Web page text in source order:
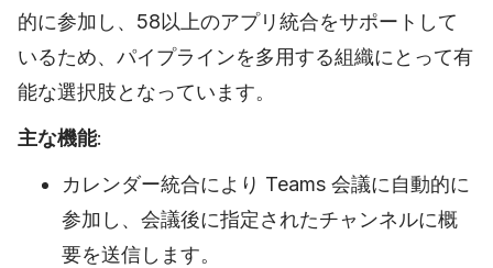
的に参加し、58以上のアプリ統合をサポートして
いるため、パイプラインを多用する組織にとって有
能な選択肢となっています。
主な機能:
カレンダー統合により Teams 会議に自動的に
参加し、会議後に指定されたチャンネルに概
要を送信します。